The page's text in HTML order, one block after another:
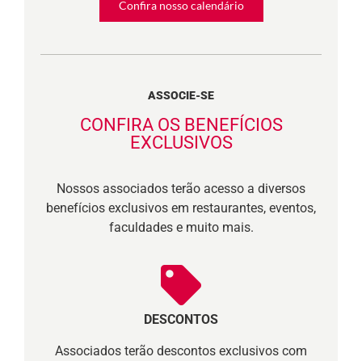
Confira nosso calendário
ASSOCIE-SE
CONFIRA OS BENEFÍCIOS
EXCLUSIVOS
Nossos associados terão acesso a diversos
benefícios exclusivos em restaurantes, eventos,
faculdades e muito mais.
DESCONTOS
Associados terão descontos exclusivos com